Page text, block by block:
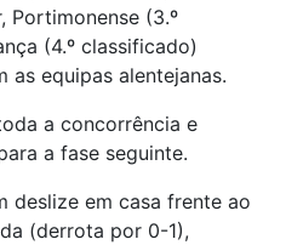
Portimonense (3.º
(4.º classificado)
as equipas alentejanas.
a concorrência e
a fase seguinte.
deslize em casa frente ao
(derrota por 0-1),